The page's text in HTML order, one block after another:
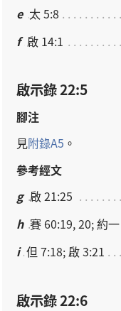
e 太 5:8
f 啟 14:1
啟示錄 22:5
腳注
見附錄A5 。
參考經文
g 啟 21:25
h 賽 60:19, 20; 約
i 但 7:18; 啟 3:21
啟示錄 22:6